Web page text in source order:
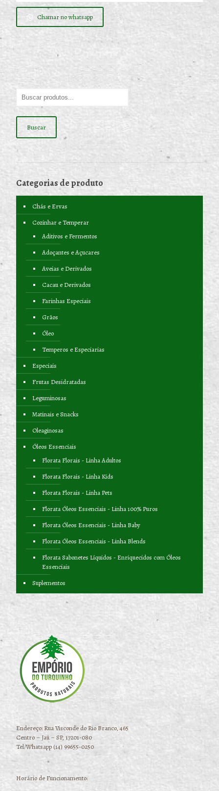
Chamar no whatsapp
Buscar
Categorias de produto
Chás e Ervas
Cozinhar e Temperar
Aditivos e Fermentos
Adoçantes e Açucares
Aveias e Derivados
Cacau e Derivados
Farinhas Especiais
Grãos
Óleo
Temperos e Especiarias
Especiais
Frutas Desidratadas
Leguminosas
Matinais e Snacks
Oleaginosas
Óleos Essenciais
Florata Florais - Linha Adultos
Florata Florais - Linha Kids
Florata Florais - Linha Pets
Florata Óleos Essenciais - Linha 100% Puros
Florata Óleos Essenciais - Linha Baby
Florata Óleos Essenciais - Linha Blends
Florata Sabonetes Líquidos - Enriquecidos com Óleos
Essenciais
Suplementos
Endereço: Rua Visconde do Rio Branco, 465
Centro – Jaú – SP, 17201-080
Tel/Whatsapp (14) 99655-0250
Horário de Funcionamento: